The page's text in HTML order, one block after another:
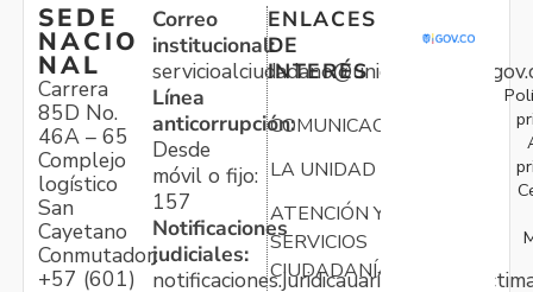
SEDE
NACIO
NAL
Carrera
85D No.
46A – 65
Complejo
logístico
San
Cayetano
Conmutador:
+57 (601)
Correo
institucional:
Línea
anticorrupción:
Desde
móvil o fijo:
157
Notificaciones
judiciales:
ENLACES
DE
INTERÉS
COMUNICACIONES
LA UNIDAD
ATENCIÓN Y
SERVICIOS
CIUDADANÍA